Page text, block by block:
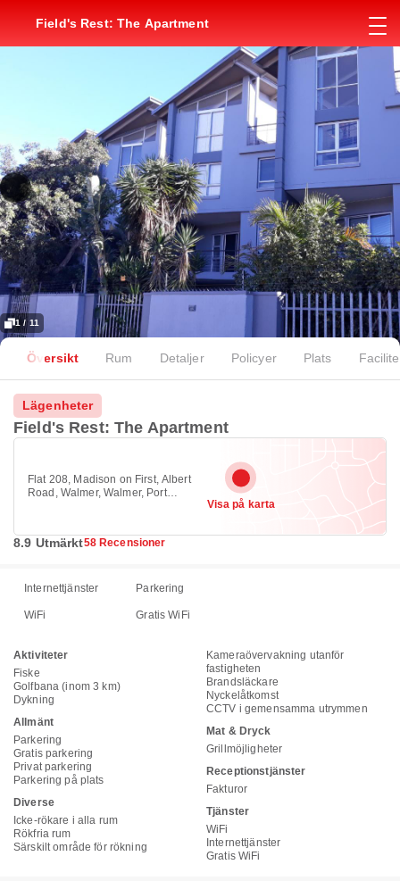
Field's Rest: The Apartment
1 / 11
Översikt Rum Detaljer Policyer Plats
Lägenheter
Field's Rest: The Apartment
Flat 208, Madison on First, Albert
Road, Walmer, Walmer, Port
Visa på karta
8.9 Utmärkt58 Recensioner
Internettjänster Parkering
WiFi Gratis WiFi
Aktiviteter
Fiske
Golfbana (inom 3 km)
Dykning
Allmänt
Parkering
Gratis parkering
Privat parkering
Parkering på plats
Diverse
Icke-rökare i alla rum
Rökfria rum
Särskilt område för rökning
Kameraövervakning utanför
fastigheten
Brandsläckare
Nyckelåtkomst
CCTV i gemensamma utrymmen
Mat & Dryck
Grillmöjligheter
Receptionstjänster
Fakturor
Tjänster
WiFi
Internettjänster
Gratis WiFi